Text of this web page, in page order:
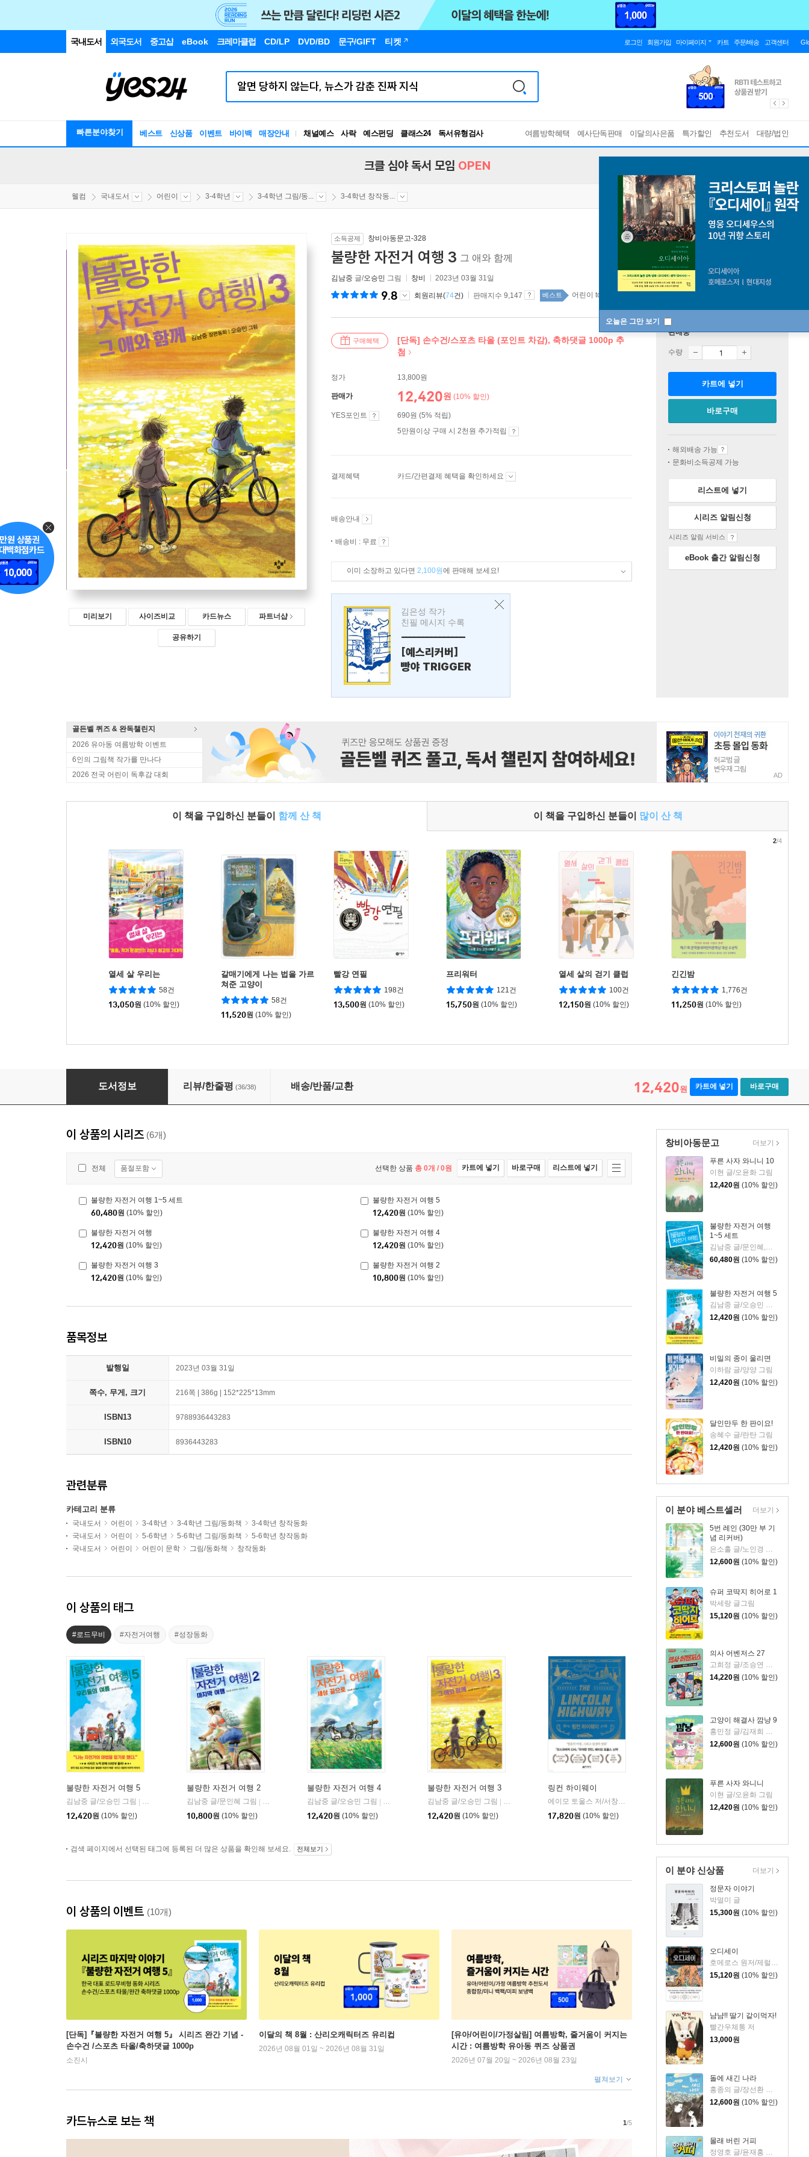
국내도서 외국도서 중고샵 eBook 크레마클럽 CD/LP DVD/BD 문구/GIFT 티켓 로그인 회원가입 마이페이지 카트 주문/배송 고객센터
빠른분야찾기 베스트 신상품 이벤트 바이백 매장안내 채널예스 사락 예스펀딩 클래스24
RBTI Lab
독서유형검사
여름방학혜택 예사단독판매 이달의사은품 특가할인 추천도서 대량/법인
오늘은 그만 보기
크클 심야 독서 모임 OPEN
웰컴 국내도서 어린이 3-4학년 3-4학년 그림/동... 3-4학년 창작동...
미리보기 사이즈비교 카드뉴스 파트너샵
공유하기
소득공제 창비아동문고-328
불량한 자전거 여행 3 그 애와 함께
김남중 글/오승민 그림 창비 2023년 03월 31일
9.8 회원리뷰(74건) 판매지수 9,147 베스트 어린이 top100 15주
구매혜택
[단독] 손수건/스포츠 타올 (포인트 차감), 축하댓글 1000p 추
첨
정가 13,800원
판매가 12,420원 (10% 할인)
YES포인트
690원 (5% 적립)
5만원이상 구매 시 2천원 추가적립
결제혜택 카드/간편결제 혜택을 확인하세요
배송안내
배송비 : 무료
이미 소장하고 있다면 2,100원에 판매해 보세요!
김은성 작가
친필 메시지 수록
---------------
[예스리커버]
빵야 TRIGGER
판매중
수량
카트에 넣기
바로구매
해외배송 가능
문화비소득공제 가능
리스트에 넣기
시리즈 알림신청
시리즈 알림 서비스
eBook 출간 알림신청
골든벨 퀴즈 & 완독챌린지
2026 유아동 여름방학 이벤트
6인의 그림책 작가를 만나다
2026 전국 어린이 독후감 대회
AD
이 책을 구입하신 분들이 함께 산 책 이 책을 구입하신 분들이 많이 산 책
열세 살 우리는
58건
13,050원 (10% 할인)
갈매기에게 나는 법을 가르
쳐준 고양이
58건
11,520원 (10% 할인)
빨강 연필
198건
13,500원 (10% 할인)
프리워터
121건
15,750원 (10% 할인)
열세 살의 걷기 클럽
100건
12,150원 (10% 할인)
긴긴밤
1,776건
11,250원 (10% 할인)
2/4
불량한 자전거 여행 3
도서정보 리뷰/한줄평 (36/38) 배송/반품/교환 12,420원 카트에 넣기 바로구매
창비아동문고
푸른 사자 와니니 10
이현 글/오윤화 그림
12,420원 (10% 할인)
불량한 자전거 여행
1~5 세트
김남중 글/문인혜,오승민,허태준 그림
60,480원 (10% 할인)
불량한 자전거 여행 5
김남중 글/오승민 그림
12,420원 (10% 할인)
비밀의 종이 울리면
이하람 글/양양 그림
12,420원 (10% 할인)
달인만두 한 판이요!
송혜수 글/란탄 그림
12,420원 (10% 할인)
더보기
이 분야 베스트셀러
5번 레인 (30만 부 기
념 리커버)
은소홀 글/노인경 그림
12,600원 (10% 할인)
슈퍼 코딱지 히어로 1
박세랑 글그림
15,120원 (10% 할인)
의사 어벤저스 27
고희정 글/조승연 그림/류정민 감수
14,220원 (10% 할인)
고양이 해결사 깜냥 9
홍민정 글/김재희 그림
12,600원 (10% 할인)
푸른 사자 와니니
이현 글/오윤화 그림
12,420원 (10% 할인)
더보기
이 분야 신상품
정문자 이야기
박멀미 글
15,300원 (10% 할인)
오디세이
호메로스 원저/제럴딘 매코크런 글/김재용 역/장시은 감수
15,120원 (10% 할인)
냠냠!! 딸기 같이먹자!
빨간우체통 저
13,000원
돌에 새긴 나라
12,600원 (10% 할인)
몰래 버린 거피
더보기
이 상품의 시리즈 (6개)
전체 품절포함 선택한 상품 총 0개 / 0원 카트에 넣기 바로구매 리스트에 넣기
불량한 자전거 여행 1~5 세트
60,480원 (10% 할인)
불량한 자전거 여행 5
12,420원 (10% 할인)
불량한 자전거 여행
12,420원 (10% 할인)
불량한 자전거 여행 4
12,420원 (10% 할인)
불량한 자전거 여행 3
12,420원 (10% 할인)
불량한 자전거 여행 2
10,800원 (10% 할인)
품목정보
발행일 2023년 03월 31일
쪽수, 무게, 크기 216쪽 | 386g | 152*225*13mm
ISBN13 9788936443283
ISBN10 8936443283
관련분류
카테고리 분류
국내도서 어린이 3-4학년 3-4학년 그림/동화책
3-4학년 창작동화
국내도서
어린이 5-6학년 5-6학년 그림/동화책
5-6학년 창작동화
국내도서
어린이 어린이 문학 그림/동화책 창작동화
이 상품의 태그
#로드무비 #자전거여행 #성장동화
불량한 자전거 여행 5
김남중 글/오승민 그림
창비
12,420원 (10% 할인)
불량한 자전거 여행 2
김남중 글/문인혜 그림
창비
10,800원 (10% 할인)
불량한 자전거 여행 4
김남중 글/오승민 그림
창비
12,420원 (10% 할인)
불량한 자전거 여행 3
김남중 글/오승민 그림
창비
12,420원 (10% 할인)
링컨 하이웨이
에이모 토울스 저/서창렬 역
17,820원 (10% 할인)
검색 페이지에서 선택된 태그에 등록된 더 많은 상품을 확인해 보세요. 전체보기
이 상품의 이벤트 (10개)
[단독]『불량한 자전거 여행 5』 시리즈 완간 기념 -
손수건 /스포츠 타올/축하댓글 1000p
소진시
이달의 책 8월 : 산리오캐릭터즈 유리컵
2026년 08월 01일 ~ 2026년 08월 31일
[유아/어린이/가정살림] 여름방학, 줄거움이 커지는
시간 : 여름방학 유아동 퀴즈 상품권
2026년 07월 20일 ~ 2026년 08월 23일
펼쳐보기
카드뉴스로 보는 책 1/5